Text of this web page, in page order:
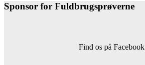
Sponsor for Fuldbrugsprøverne
Find os på Facebook